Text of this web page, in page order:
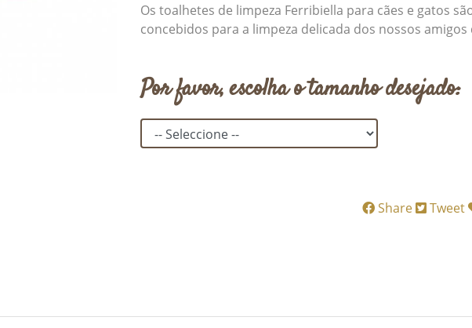
Os toalhetes de limpeza Ferribiella para cães e gatos
concebidos para a limpeza delicada dos nossos
Por favor, escolha o tamanho desejado:
Share Tweet